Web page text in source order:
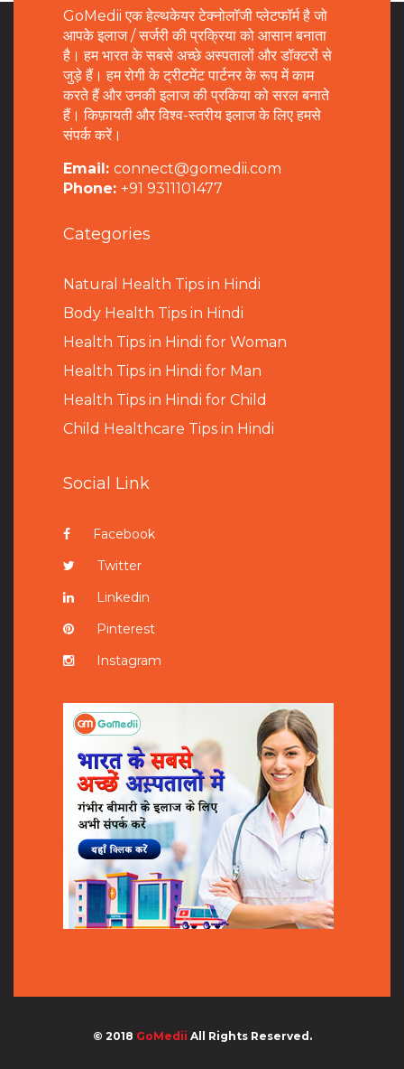
GoMedii एक हेल्थकेयर टेक्नोलॉजी प्लेटफॉर्म है जो
आपके इलाज / सर्जरी की प्रक्रिया को आसान बनाता
है। हम भारत के सबसे अच्छे अस्पतालों और डॉक्टरों से
जुड़े हैं। हम रोगी के ट्रीटमेंट पार्टनर के रूप में काम
करते हैं और उनकी इलाज की प्रकिया को सरल बनाते
हैं। किफ़ायती और विश्व-स्तरीय इलाज के लिए हमसे
संपर्क करें।
Email: connect@gomedii.com
Phone: +91 9311101477
Categories
Natural Health Tips in Hindi
Body Health Tips in Hindi
Health Tips in Hindi for Woman
Health Tips in Hindi for Man
Health Tips in Hindi for Child
Child Healthcare Tips in Hindi
Social Link
Facebook
Twitter
Linkedin
Pinterest
Instagram
© 2018 GoMedii All Rights Reserved.